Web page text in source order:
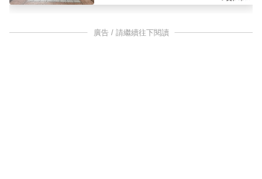
廣告 / 請繼續往下閱讀